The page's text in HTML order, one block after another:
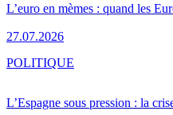
L’euro en mèmes : quand les
27.07.2026
L’Espagne sous pression : la
POLITIQUE